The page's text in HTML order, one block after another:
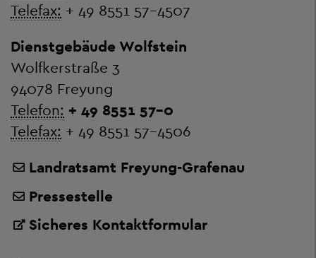
Telefax: + 49 8551 57-4507
Dienstgebäude Wolfstein
Wolfkerstraße 3
94078 Freyung
Telefon: + 49 8551 57-0
Telefax: + 49 8551 57-4506
Landratsamt Freyung-Grafenau
Pressestelle
Sicheres Kontaktformular